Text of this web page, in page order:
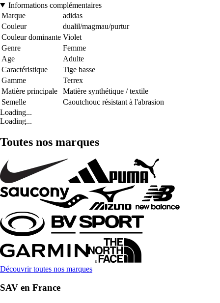
Informations complémentaires
Marque
adidas
Couleur
dualil/magmau/purtur
Couleur dominante Violet
Genre
Femme
Age
Adulte
Caractéristique
Tige basse
Gamme
Terrex
Matière principale
Matière synthétique / textile
Semelle
Caoutchouc résistant à l'abrasion
Loading...
Loading...
Toutes nos marques
Découvrir toutes nos marques
SAV en France